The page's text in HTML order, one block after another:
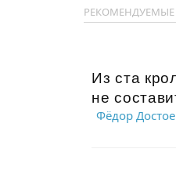
РЕКОМЕНДУЕМЫЕ
Из ста
не
Фёдор